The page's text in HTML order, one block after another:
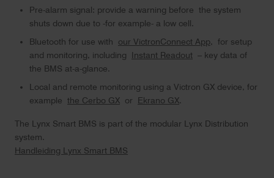
Pre-alarm signal: provide a warning before the system
shuts down due to -for example- a low cell.
Bluetooth for use with our VictronConnect App,
for setup
and monitoring, including Instant Readout – key data of
the BMS at-a-glance.
Local and remote monitoring using a Victron GX device, for
example the Cerbo GX or Ekrano GX.
The Lynx Smart BMS is part of the modular Lynx Distribution
system.
Handleiding Lynx Smart BMS